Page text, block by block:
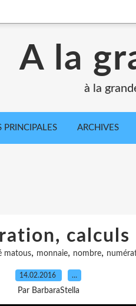
A la
à la
PRINCIPALES ARCHIVES
calculs
matous, monnaie, nombre,
14.02.2016 …
Par BarbaraStella